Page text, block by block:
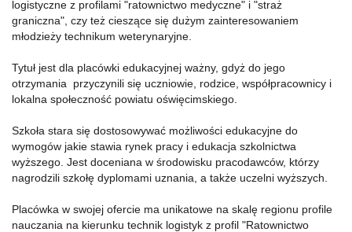
logistyczne z profilami "ratownictwo medyczne" i "straż
graniczna", czy też cieszące się dużym zainteresowaniem
młodzieży technikum weterynaryjne.
Tytuł jest dla placówki edukacyjnej ważny, gdyż do jego
otrzymania przyczynili się uczniowie, rodzice, współpracownicy i
lokalna społeczność powiatu oświęcimskiego.
Szkoła stara się dostosowywać możliwości edukacyjne do
wymogów jakie stawia rynek pracy i edukacja szkolnictwa
wyższego. Jest doceniana w środowisku pracodawców, którzy
nagrodzili szkołę dyplomami uznania, a także uczelni wyższych.
Placówka w swojej ofercie ma unikatowe na skalę regionu profile
nauczania na kierunku technik logistyk z profil "Ratownictwo